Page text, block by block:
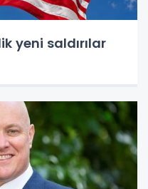
yeni saldırılar